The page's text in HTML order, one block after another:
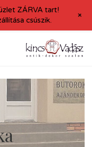
ZÁRVA tart!
csúszik.
+